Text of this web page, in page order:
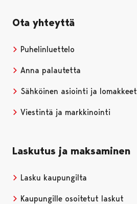
Ota yhteyttä
Puhelinluettelo
Anna palautetta
Sähköinen asiointi ja lomakkeet
Viestintä ja markkinointi
Laskutus ja maksaminen
Lasku kaupungilta
Kaupungille osoitetut laskut